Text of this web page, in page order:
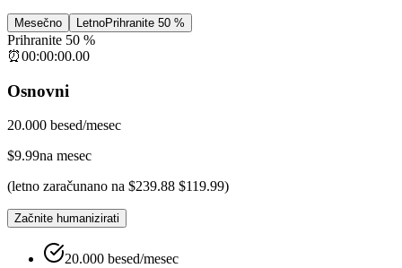
Mesečno LetnoPrihranite 50 %
Prihranite 50 %
⏰00:00:00.00
Osnovni
20.000 besed/mesec
$9.99na mesec
(letno zaračunano na $239.88 $119.99)
Začnite humanizirati
20.000 besed/mesec